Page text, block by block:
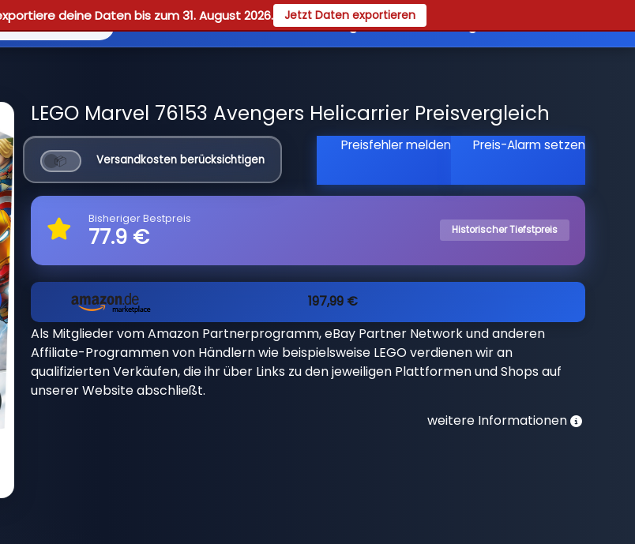
deine Daten bis zum 31. August 2026. Jetzt Daten exportieren
Reviews Guides Registrieren
LEGO Marvel 76153 Avengers Helicarrier Preisvergleich
Versandkosten berücksichtigen
Preisfehler melden Preis-Alarm setzen
Bisheriger Bestpreis
77.9 € Historischer Tiefstpreis
197,99 €
Als Mitglieder vom Amazon Partnerprogramm, eBay Partner Network und anderen
Affiliate-Programmen von Händlern wie beispielsweise LEGO verdienen wir an
qualifizierten Verkäufen, die ihr über Links zu den jeweiligen Plattformen und Shops auf
unserer Website abschließt.
weitere Informationen